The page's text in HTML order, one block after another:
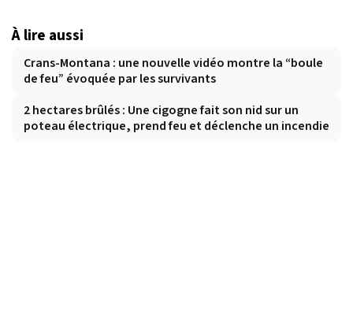
À lire aussi
Crans-Montana : une nouvelle vidéo montre la “boule
de feu” évoquée par les survivants
2 hectares brûlés : Une cigogne fait son nid sur un
poteau électrique, prend feu et déclenche un incendie